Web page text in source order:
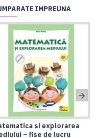
IMPREUNA
si explorarea
– fise de lucru